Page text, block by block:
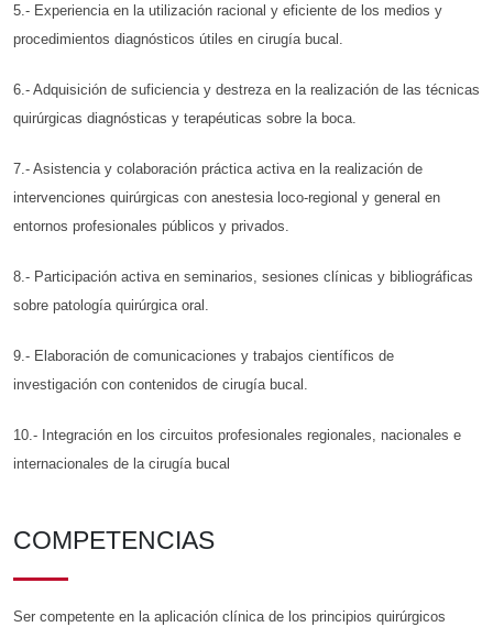
5.- Experiencia en la utilización racional y eficiente de los medios y
procedimientos diagnósticos útiles en cirugía bucal.
6.- Adquisición de suficiencia y destreza en la realización de las técnicas
quirúrgicas diagnósticas y terapéuticas sobre la boca.
7.- Asistencia y colaboración práctica activa en la realización de
intervenciones quirúrgicas con anestesia loco-regional y general en
entornos profesionales públicos y privados.
8.- Participación activa en seminarios, sesiones clínicas y bibliográficas
sobre patología quirúrgica oral.
9.- Elaboración de comunicaciones y trabajos científicos de
investigación con contenidos de cirugía bucal.
10.- Integración en los circuitos profesionales regionales, nacionales e
internacionales de la cirugía bucal
COMPETENCIAS
Ser competente en la aplicación clínica de los principios quirúrgicos